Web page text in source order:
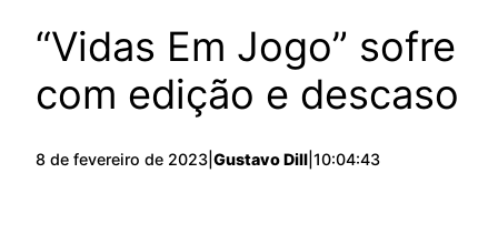
“Vidas Em Jogo” sofre
com edição e descaso
8 de fevereiro de 2023 Gustavo Dill 10:04:43